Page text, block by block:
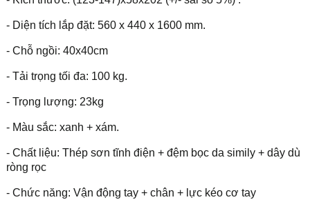
- Diện tích lắp đặt: 560 x 440 x 1600 mm.
- Chỗ ngồi: 40x40cm
- Tải trọng tối đa: 100 kg.
- Trọng lượng: 23kg
- Màu sắc: xanh + xám.
- Chất liệu: Thép sơn tĩnh điện + đệm bọc da simily + dây dù
ròng rọc
- Chức năng: Vận động tay + chân + lực kéo cơ tay